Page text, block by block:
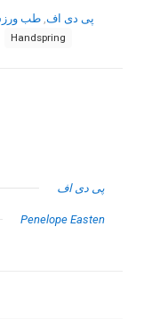
پی دی اف,
Handspring
پی دی اف
Penelope Easten